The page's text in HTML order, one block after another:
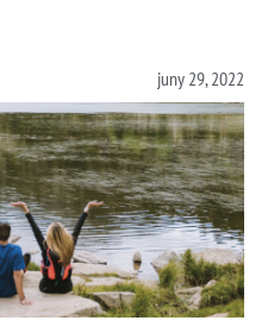
juny 29, 2022